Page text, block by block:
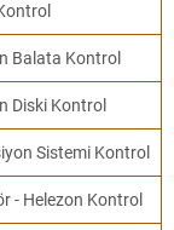
Balata Kontrol
Diski Kontrol
Sistemi Kontrol
- Helezon Kontrol